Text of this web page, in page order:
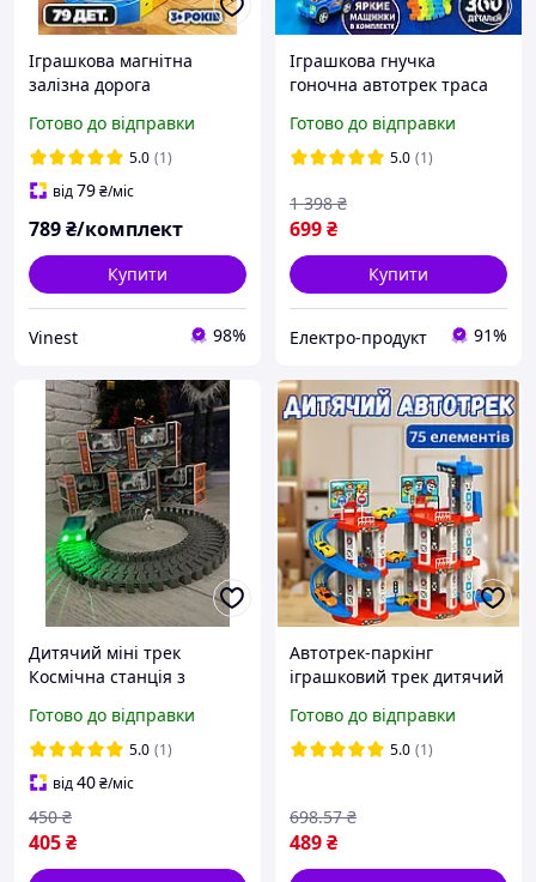
Іграшкова магнітна
залізна дорога
залізниця, потяг, поїзд,
паровоз) 79 ел.
Готово до відправки
5.0 (1)
від79₴/міс
789₴/комплект
Купити
Vinest 98%
Іграшкова гнучка
гоночна автотрек траса
дорога світиться з
машинками Меджик Трек
хлопчика
Готово до відправки
5.0 (1)
699₴
1 398 ₴
Купити
Електро-продукт 91%
Дитячий міні трек
Космічна станція з
62 деталі Іграшкова гибка
дорога для хлопчика
Готово до відправки
5.0 (1)
від40₴/міс
405₴
450 ₴
Автотрек-паркінг
іграшковий трек дитячий
гоночний дітей траса зі
спуском ігрові автотреки
Готово до відправки
5.0 (1)
489₴
698.57 ₴